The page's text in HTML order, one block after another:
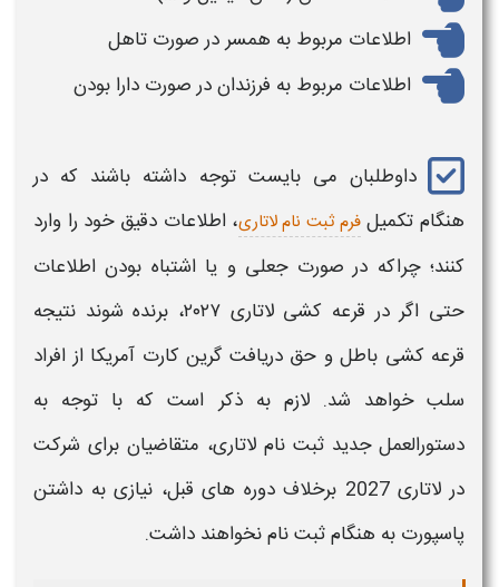
اطلاعات مربوط به همسر در صورت تاهل
اطلاعات مربوط به فرزندان در صورت دارا بودن
داوطلبان می بایست توجه داشته باشند که در
هنگام تکمیلفرم ثبت نام لاتاری، اطلاعات دقیق خود را وارد
کنند؛ چراکه در صورت جعلی و یا اشتباه بودن اطلاعات
حتی اگر در قرعه کشیلاتاری ۲۰۲۷
، برنده شوند نتیجه
قرعه کشی باطل و حق دریافت گرین کارت آمریکا از افراد
سلب خواهد شد. لازم به ذکر است که با توجه به
دستورالعمل جدید ثبت نام لاتاری، متقاضیان برای شرکت
در لاتاری 2027
برخلاف دوره های قبل، نیازی به داشتن
پاسپورت به هنگامثبت نامنخواهند داشت.